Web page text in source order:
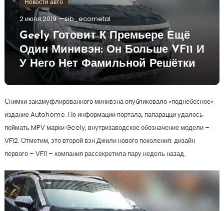
Новости авто
2 июля 2019 sib_ecometal
Geely Готовит К Премьере Ещё
Один Минивэн: Он Больше VF11 И
У Него Нет Фамильной Решётки
Снимки закамуфлированного минивэна опубликовало «поднебесное»
издание Autohome. По информации портала, папарацци удалось
поймать MPV марки Geely, внутризаводское обозначение модели –
VF12. Отметим, это второй вэн Джили нового поколения: дизайн
первого – VF11 – компания рассекретила пару недель назад.